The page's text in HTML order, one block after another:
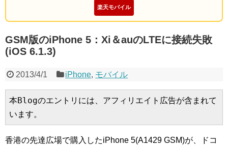
楽天モバイル
GSM版のiPhone 5：Xi＆auのLTEに接続失敗
(iOS 6.1.3)
2013/4/1 iPhone, モバイル
本Blogのエントリには、アフィリエイト広告が含まれて
います。
香港の先達広場で購入したiPhone 5(A1429 GSM)が、ドコ